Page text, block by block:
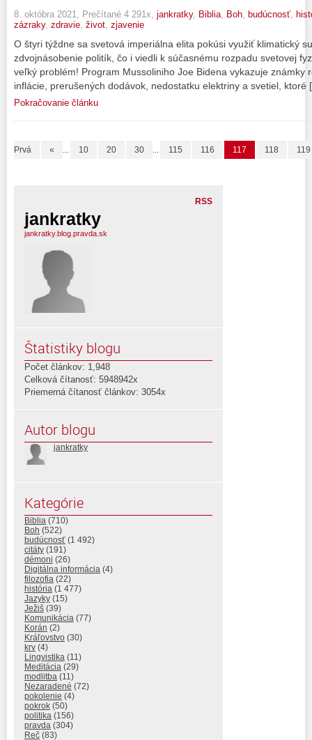
8. októbra 2021, Prečítané 4 291x, jankratky, Biblia, Boh, budúcnosť,
zázraky, zdravie, život, zjavenie
O štyri týždne sa svetová imperiálna elita pokúsi využiť klimatický
zdvojnásobenie politík, čo i viedli k súčasnému rozpadu svetovej
veľký problém! Program Mussoliniho Joe Bidena vykazuje známky
inflácie, prerušených dodávok, nedostatku elektriny a svetiel,
Pokračovanie článku
Prvá « ... 10 20 30 ... 115 116 117 118 119
RSS
jankratky
jankratky.blog.pravda.sk
Štatistiky blogu
Počet článkov: 1,948
Celková čítanosť: 5948942x
Priemerná čítanosť článkov: 3054x
Autor blogu
jankratky
Kategórie
Biblia (710)
Boh (522)
budúcnosť (1 492)
citáty (191)
démoni (26)
Digitálna informácia (4)
filozofia (22)
história (1 477)
Jazyky (15)
Ježiš (39)
Komunikácia (77)
Korán (2)
Kráľovstvo (30)
krv (4)
Lingvistika (11)
Meditácia (29)
modlitba (11)
Nezaradené (72)
pokolenie (4)
pokrok (50)
politika (156)
pravda (304)
Reč (83)